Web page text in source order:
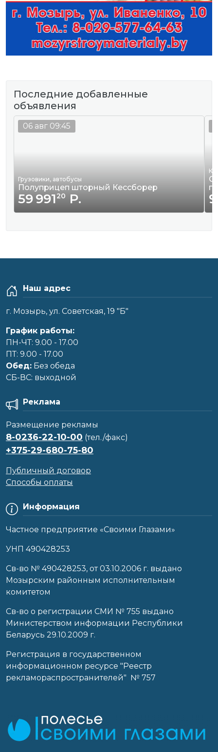
Последние добавленные
объявления
Грузовики, автобусы
Полуприцеп шторный Кессборер
59 99120Р.
06 авг 09:45
Наш адрес
г. Мозырь, ул. Советская, 19 "Б"
График работы:
ПН-ЧТ: 9.00 - 17.00
ПТ: 9.00 - 17.00
Обед: Без обеда
CБ-ВС: выходной
Информация
Частное предприятие «Своими Глазами»
УНП 490428253
Cв-во № 490428253, от 03.10.2006 г. выдано
Мозырским районным исполнительным
комитетом
Св-во о регистрации СМИ № 755 выдано
Министерством информации Республики
Беларусь 29.10.2009 г.
Регистрация в государственном
информационном ресурсе "Реестр
рекламораспространителей" № 757
Реклама
Размещение рекламы
8-0236-22-10-00 (тел./факс)
+375-29-680-75-80
Публичный договор
Способы оплаты